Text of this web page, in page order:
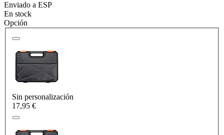
Enviado a ESP
En stock
Opción
Sin personalización
17,95 €